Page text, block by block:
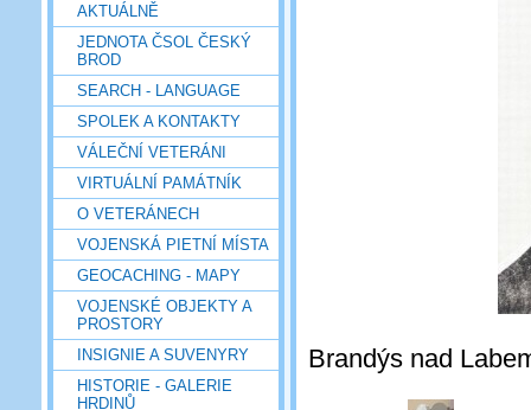
AKTUÁLNĚ
JEDNOTA ČSOL ČESKÝ
BROD
SEARCH - LANGUAGE
SPOLEK A KONTAKTY
VÁLEČNÍ VETERÁNI
VIRTUÁLNÍ PAMÁTNÍK
O VETERÁNECH
VOJENSKÁ PIETNÍ MÍSTA
GEOCACHING - MAPY
VOJENSKÉ OBJEKTY A
PROSTORY
INSIGNIE A SUVENYRY
HISTORIE - GALERIE
HRDINŮ
Brandýs nad